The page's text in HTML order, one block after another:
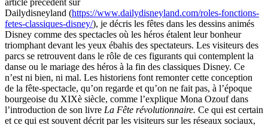
article précédent sur
Dailydisneyland (https://www.dailydisneyland.com/roles-fonctions-
fetes-classiques-disney/), je décris les fêtes dans les dessins animés
Disney comme des spectacles où les héros étalent leur bonheur
triomphant devant les yeux ébahis des spectateurs. Les visiteurs des
parcs se retrouvent dans le rôle de ces figurants qui contemplent la
danse ou le mariage des héros à la fin des classiques Disney. Ce
n’est ni bien, ni mal. Les historiens font remonter cette conception
de la fête-spectacle, qu’on regarde et qu’on ne fait pas, à l’époque
bourgeoise du XIXè siècle, comme l’explique Mona Ozouf dans
l’introduction de son livre La Fête révolutionnaire. Ce qui est certain
et ce qui est souvent décrit par les visiteurs sur les réseaux sociaux,